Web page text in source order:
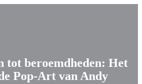
tot beroemdheden: Het
Pop-Art van Andy